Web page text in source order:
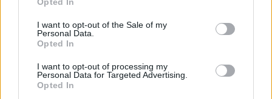
I want to opt-out of the Sale of my
Personal Data.
Opted In
I want to opt-out of processing my
Personal Data for Targeted Advertising.
Opted In
Μοτζτάμπα Χαμενεΐ: Ανησυχία στην Τεχεράνη
το τέλος», γράφουν ιρανικά ΜΜΕ
Υποκλοπές: Στο αρχείο για τρίτη φορά η